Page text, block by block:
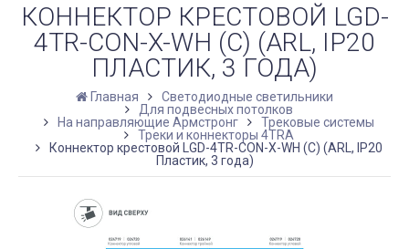
КОННЕКТОР КРЕСТОВОЙ LGD-
4TR-CON-X-WH (C) (ARL, IP20
ПЛАСТИК, 3 ГОДА)
Главная
Светодиодные светильники
Для подвесных потолков
На направляющие Армстронг
Трековые системы
Треки и коннекторы 4TRA
Коннектор крестовой LGD-4TR-CON-X-WH (C) (ARL, IP20
Пластик, 3 года)